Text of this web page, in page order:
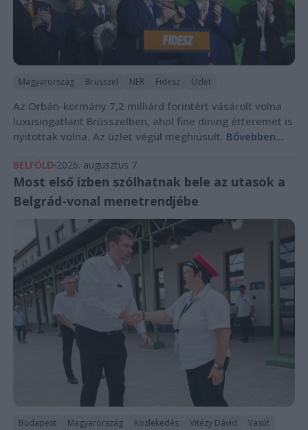
Magyarország Brüsszel NER Fidesz Üzlet
Az Orbán-kormány 7,2 milliárd forintért vásárolt volna
luxusingatlant Brüsszelben, ahol fine dining étteremet is
nyitottak volna. Az üzlet végül meghiúsult. Bővebben...
BELFÖLD 2026. augusztus 7.
Most első ízben szólhatnak bele az utasok a
Belgrád-vonal menetrendjébe
Budapest Magyarország Közlekedés Vitézy Dávid Vasút